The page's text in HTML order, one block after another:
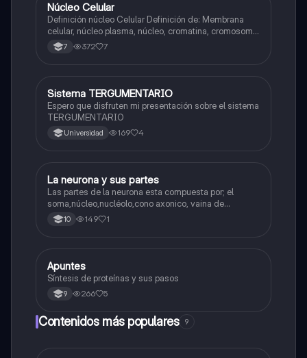
Biologia
Núcleo Celular
Definición núcleo Celular Definición de: Membrana
celular, núcleo plasma, núcleo, cromatina, cromosoma
Interfase Fases de la interfase
7 372 7
Biologia
Sistema TERGUMENTARIO
Espero que disfruten mi presentación sobre el sistema
TERGUMENTARIO
Universidad 169 4
Biologia
La neurona y sus partes
Las partes de la neurona esta compuesta por; el
soma,núcleo,nucléolo,cono axonico, vaina de
mielina,celula schwan,núcleo de schwann,nódulo de
Ranvier,terminal axonico Arborizacion terminal, botón
10 149 1
Biologia
Apuntes
Síntesis de proteínas y sus pasos
9 266 5
Contenidos más populares 9